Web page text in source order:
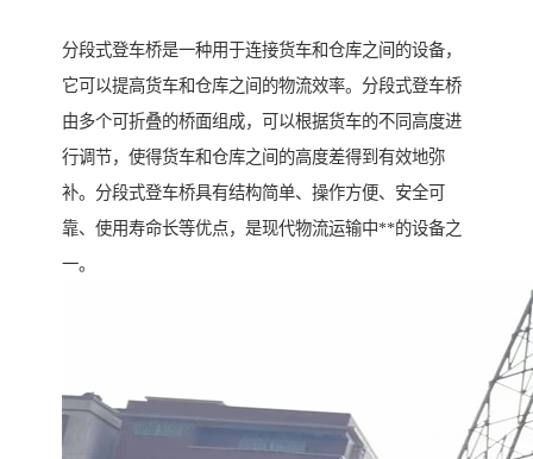
分段式登车桥是一种用于连接货车和仓库之间的设备，
它可以提高货车和仓库之间的物流效率。分段式登车桥
由多个可折叠的桥面组成，可以根据货车的不同高度进
行调节，使得货车和仓库之间的高度差得到有效地弥
补。分段式登车桥具有结构简单、操作方便、安全可
靠、使用寿命长等优点，是现代物流运输中**的设备之
一。